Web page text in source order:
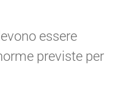
essere
previste per